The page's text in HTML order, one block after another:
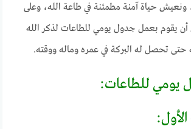
ونعيش حياة آمنة مطمئنة في طاعة الله، وعلى
أن يقوم بعمل جدول يومي للطاعات لذكر الله
حتى تحصل له البركة في عمره وماله ووقته.
يومي للطاعات:
الأول: